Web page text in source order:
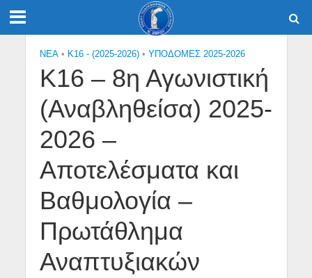
NEA • Κ16 - (2025-2026) • ΥΠΟΔΟΜΕΣ 2025-2026
Κ16 – 8η Αγωνιστική
(Αναβληθείσα) 2025-
2026 –
Αποτελέσματα και
Βαθμολογία –
Πρωτάθλημα
Αναπτυξιακών